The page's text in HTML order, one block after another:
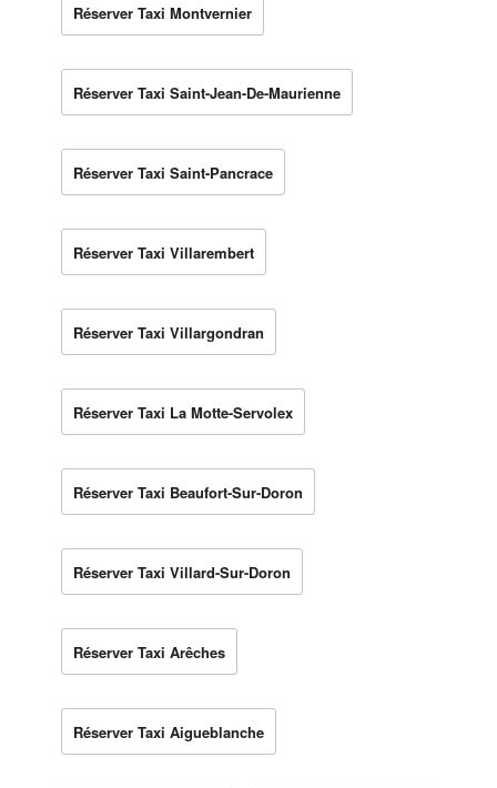
Réserver Taxi Montvernier
Réserver Taxi Saint-Jean-De-Maurienne
Réserver Taxi Saint-Pancrace
Réserver Taxi Villarembert
Réserver Taxi Villargondran
Réserver Taxi La Motte-Servolex
Réserver Taxi Beaufort-Sur-Doron
Réserver Taxi Villard-Sur-Doron
Réserver Taxi Arêches
Réserver Taxi Aigueblanche